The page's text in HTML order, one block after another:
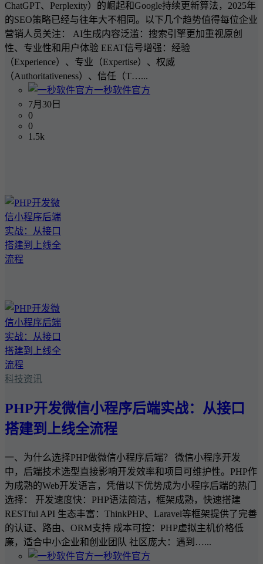
ChatGPT、Perplexity）的崛起和Google持续更新算法，2025年
的SEO策略已经与往年大不相同。以下几个趋势值得每位企业
营销人员关注： AI生成内容泛滥：搜索引擎更加重视原创
性、专业性和用户体验 EEAT信号增强：经验
（Experience）、专业（Expertise）、权威
（Authoritativeness）、信任（T…...
一秒软件官方
7月30日
0
0
1.5k
科技资讯
PHP开发微信小程序后端实战：从接口
搭建到上线全流程
一、为什么选择PHP做微信小程序后端？ 微信小程序开发
中，后端技术选型直接影响开发效率和项目可维护性。PHP作
为成熟的Web开发语言，凭借以下优势成为小程序后端的热门
选择： 开发速度快：PHP语法简洁，框架成熟，快速搭建
RESTful API 生态丰富：ThinkPHP、Laravel等框架提供了完善
的认证、路由、ORM支持 成本可控：PHP虚拟主机价格低
廉，适合中小企业和创业团队 社区庞大：遇到…...
一秒软件官方